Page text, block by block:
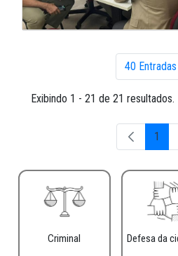
40 Entradas
Por
Exibindo 1 - 21 de 21 resultados.
1
Criminal Defesa da